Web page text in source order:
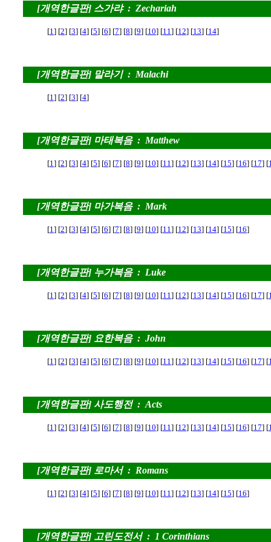
[개역한글판] 스가랴 : Zechariah
[1] [2] [3] [4] [5] [6] [7] [8] [9] [10] [11] [12] [13] [14]
[개역한글판] 말라기 : Malachi
[1] [2] [3] [4]
[개역한글판] 마태복음 : Matthew
[1] [2] [3] [4] [5] [6] [7] [8] [9] [10] [11] [12] [13] [14] [15] [16] [17] [
[개역한글판] 마가복음 : Mark
[1] [2] [3] [4] [5] [6] [7] [8] [9] [10] [11] [12] [13] [14] [15] [16]
[개역한글판] 누가복음 : Luke
[1] [2] [3] [4] [5] [6] [7] [8] [9] [10] [11] [12] [13] [14] [15] [16] [17] [
[개역한글판] 요한복음 : John
[1] [2] [3] [4] [5] [6] [7] [8] [9] [10] [11] [12] [13] [14] [15] [16] [17] [
[개역한글판] 사도행전 : Acts
[1] [2] [3] [4] [5] [6] [7] [8] [9] [10] [11] [12] [13] [14] [15] [16] [17] [
[개역한글판] 로마서 : Romans
[1] [2] [3] [4] [5] [6] [7] [8] [9] [10] [11] [12] [13] [14] [15] [16]
[개역한글판] 고린도전서 : 1 Corinthians